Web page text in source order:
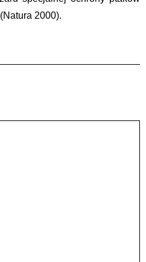
2000).